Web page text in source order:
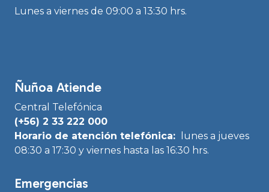
Lunes a viernes de 09:00 a 13:30 hrs.
Ñuñoa Atiende
Central Telefónica
(+56) 2 33 222 000
Horario de atención telefónica:
lunes a jueves
08:30 a 17:30 y viernes hasta las 16:30 hrs.
Emergencias